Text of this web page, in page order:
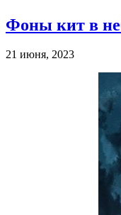
Фоны кит в
21 июня, 2023